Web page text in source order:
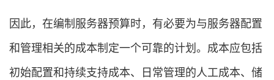
因此，在编制服务器预算时，有必要为与服务器配置
和管理相关的成本制定一个可靠的计划。成本应包括
初始配置和持续支持成本、日常管理的人工成本、储